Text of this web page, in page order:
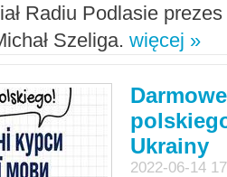
Radiu Podlasie
Szeliga. więcej »
Ukrainy
2022-06-14